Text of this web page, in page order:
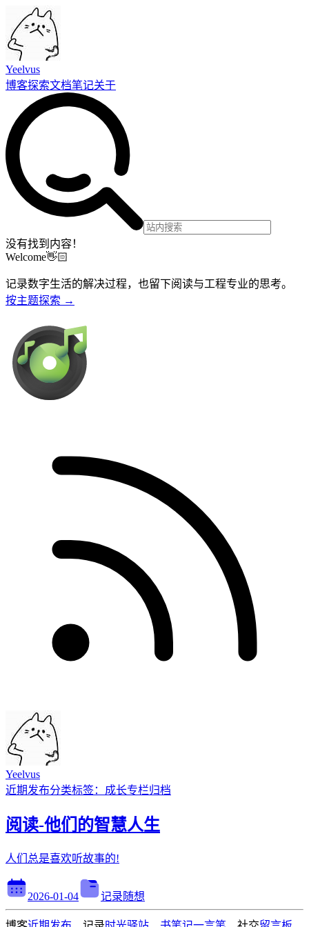
Yeelvus
博客探索文档笔记关于
没有找到内容！
Welcome👋🏻
记录数字生活的解决过程，也留下阅读与工程专业的思考。
按主题探索 →
Yeelvus
近期发布分类标签：成长专栏归档
阅读-他们的智慧人生
人们总是喜欢听故事的!
2026-01-04 记录随想